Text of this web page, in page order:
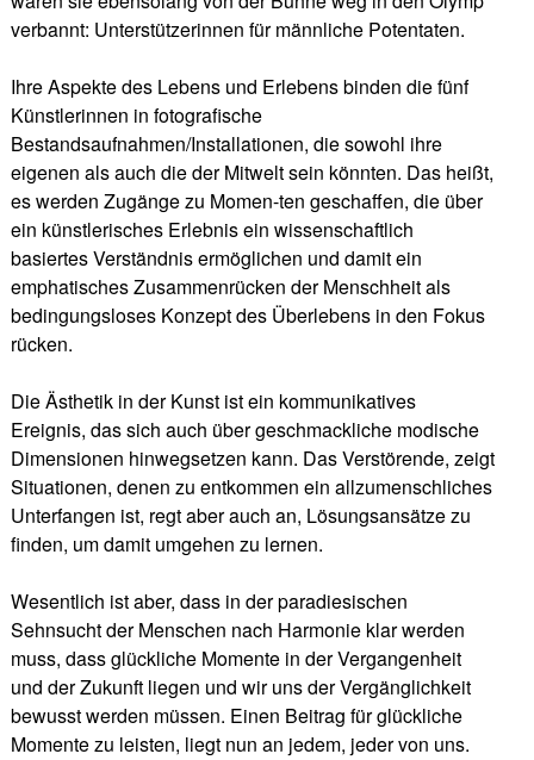
verbannt: Unterstützerinnen für männliche Potentaten.
Ihre Aspekte des Lebens und Erlebens binden die fünf
Künstlerinnen in fotografische
Bestandsaufnahmen/Installationen, die sowohl ihre
eigenen als auch die der Mitwelt sein könnten. Das heißt,
es werden Zugänge zu Momen-ten geschaffen, die über
ein künstlerisches Erlebnis ein wissenschaftlich
basiertes Verständnis ermöglichen und damit ein
emphatisches Zusammenrücken der Menschheit als
bedingungsloses Konzept des Überlebens in den Fokus
rücken.
Die Ästhetik in der Kunst ist ein kommunikatives
Ereignis, das sich auch über geschmackliche modische
Dimensionen hinwegsetzen kann. Das Verstörende, zeigt
Situationen, denen zu entkommen ein allzumenschliches
Unterfangen ist, regt aber auch an, Lösungsansätze zu
finden, um damit umgehen zu lernen.
Wesentlich ist aber, dass in der paradiesischen
Sehnsucht der Menschen nach Harmonie klar werden
muss, dass glückliche Momente in der Vergangenheit
und der Zukunft liegen und wir uns der Vergänglichkeit
bewusst werden müssen. Einen Beitrag für glückliche
Momente zu leisten, liegt nun an jedem, jeder von uns.